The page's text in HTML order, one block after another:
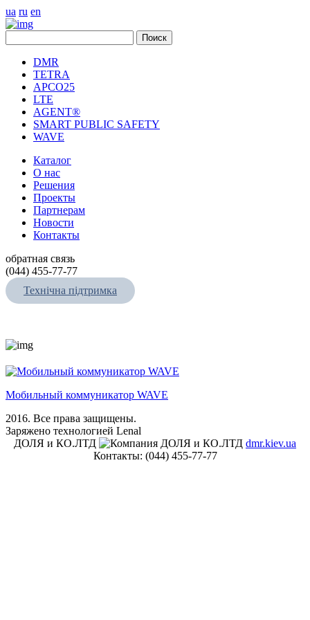
ua ru en
DMR
TETRA
APCO25
LTE
AGENT®
SMART PUBLIC SAFETY
WAVE
Каталог
О нас
Решения
Проекты
Партнерам
Новости
Контакты
обратная связь
(044) 455-77-77
Технічна підтримка
Мобильный коммуникатор WAVE
2016. Все права защищены.
Заряжено технологией Lenal
ДОЛЯ и КО.ЛТД
dmr.kiev.ua
Контакты: (044) 455-77-77